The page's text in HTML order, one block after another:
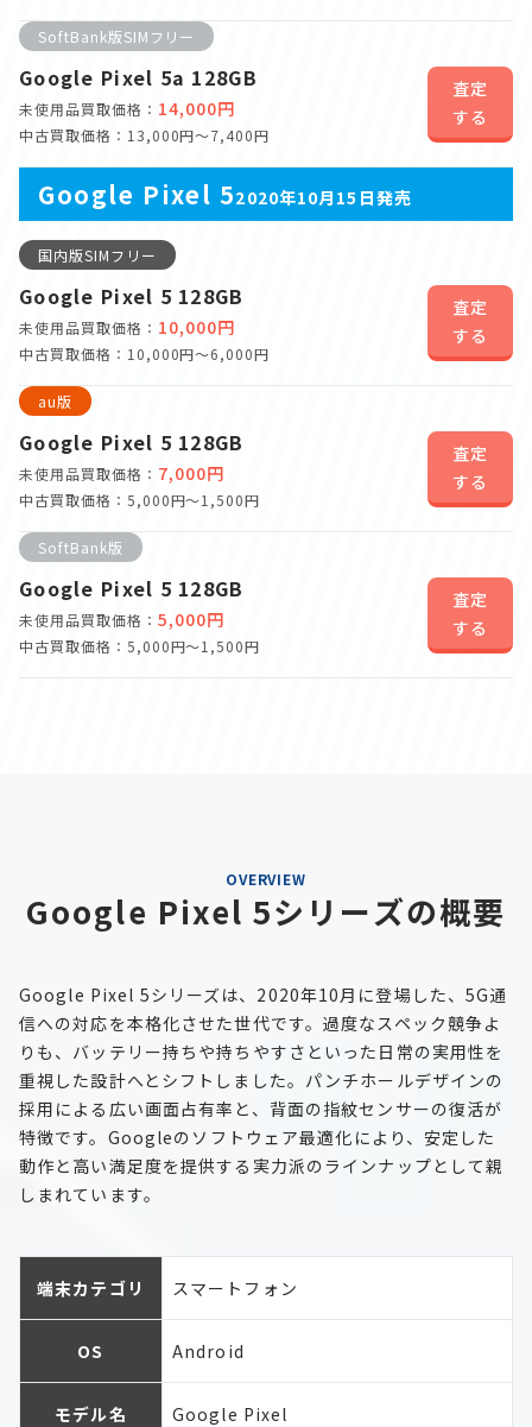
SoftBank版SIMフリー
Google Pixel 5a 128GB
未使用品買取価格： 14,000円
中古買取価格：13,000円～7,400円
査定
する
Google Pixel 52020年10月15日発売
国内版SIMフリー
Google Pixel 5 128GB
未使用品買取価格： 10,000円
中古買取価格：10,000円～6,000円
査定
する
au版
Google Pixel 5 128GB
未使用品買取価格： 7,000円
中古買取価格：5,000円～1,500円
査定
する
SoftBank版
Google Pixel 5 128GB
未使用品買取価格： 5,000円
中古買取価格：5,000円～1,500円
査定
する
OVERVIEW
Google Pixel 5シリーズの概要
Google Pixel 5シリーズは、2020年10月に登場した、5G通
信への対応を本格化させた世代です。過度なスペック競争よ
りも、バッテリー持ちや持ちやすさといった日常の実用性を
重視した設計へとシフトしました。パンチホールデザインの
採用による広い画面占有率と、背面の指紋センサーの復活が
特徴です。Googleのソフトウェア最適化により、安定した
動作と高い満足度を提供する実力派のラインナップとして親
しまれています。
端末カテゴリ スマートフォン
OS Android
モデル名 Google Pixel